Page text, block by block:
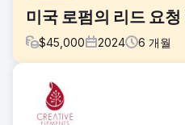
미국 로펌의 리드 요청
$45,000 2024 6 개월
웹사이트는 순위가 높지 않았
습니다.